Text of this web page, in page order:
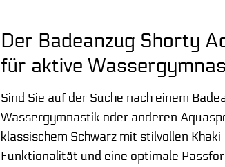
Der Badeanzug Shorty
für aktive
Sind Sie auf der Suche nach einem
Wassergymnastik oder anderen
klassischem Schwarz mit stilvollen
Funktionalität und eine optimale